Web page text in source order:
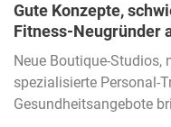
Gute Konzepte,
Fitness-Neugründer
Neue Boutique-Studios,
spezialisierte Personal-
Gesundheitsangebote